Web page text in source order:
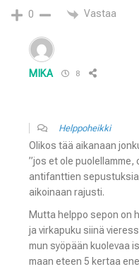
0 Vastaa
MIKA 8
Helppoheikki
Olikos tää aikanaan
”jos et ole puolellamme,
antifanttien
aikoinaan rajusti.
Mutta helppo sepon on
ja virkapuku siinä
mun syöpään kuolevaa
maan eteen 5 kertaa